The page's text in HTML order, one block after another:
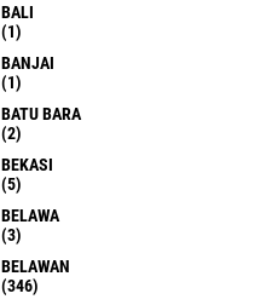
BALI
(1)
BANJAI
(1)
BATU BARA
(2)
BEKASI
(5)
BELAWA
(3)
BELAWAN
(346)